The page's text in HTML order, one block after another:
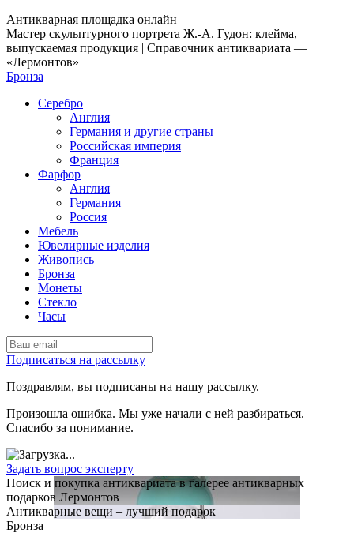
Антикварная площадка онлайн
Мастер скульптурного портрета Ж.-А. Гудон: клейма,
выпускаемая продукция | Справочник антиквариата —
«Лермонтов»
Бронза
Серебро
Англия
Германия и другие страны
Российская империя
Франция
Фарфор
Англия
Германия
Россия
Мебель
Ювелирные изделия
Живопись
Бронза
Монеты
Стекло
Часы
Подписаться на рассылку
Поздравлям, вы подписаны на нашу рассылку.
Произошла ошибка. Мы уже начали с ней разбираться.
Спасибо за понимание.
Задать вопрос эксперту
Поиск и покупка антиквариата в галерее антикварных
подарков Лермонтов
Антикварные вещи – лучший подарок
Бронза